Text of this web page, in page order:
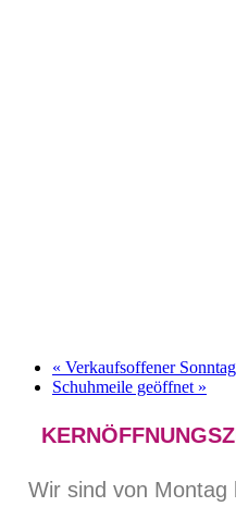
« Verkaufsoffener Sonntag
Schuhmeile geöffnet »
Wir sind von Montag